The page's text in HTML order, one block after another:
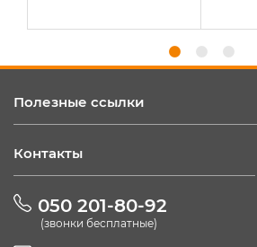
Полезные ссылки
Контакты
050 201-80-92
(звонки бесплатные)